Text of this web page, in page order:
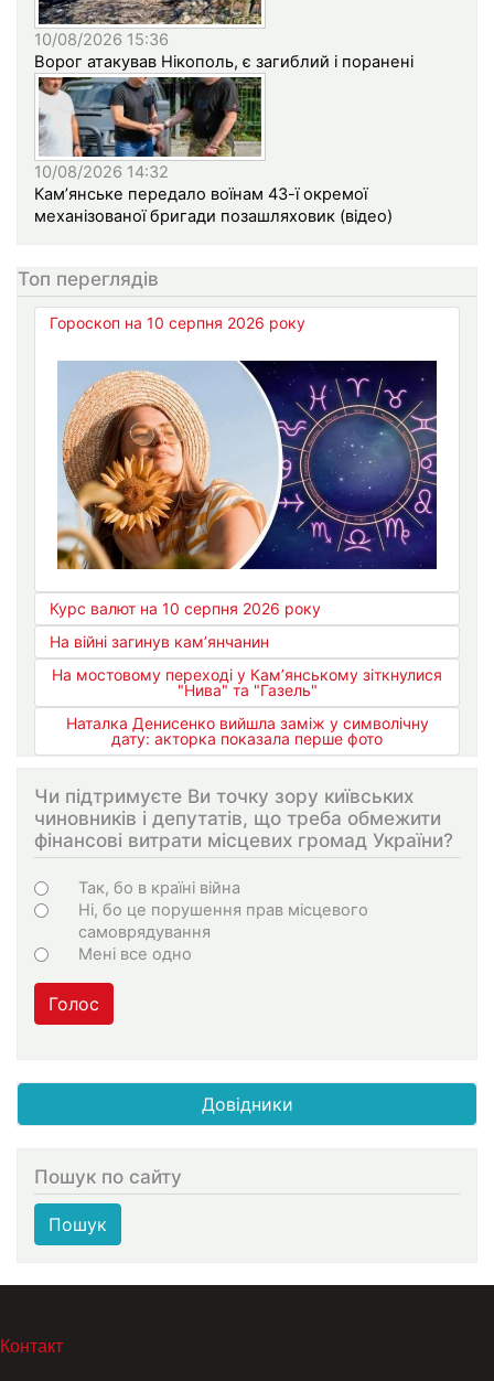
10/08/2026 15:36
Ворог атакував Нікополь, є загиблий і поранені
10/08/2026 14:32
Кам’янське передало воїнам 43-ї окремої
механізованої бригади позашляховик (відео)
Топ переглядів
Гороскоп на 10 серпня 2026 року
Курс валют на 10 серпня 2026 року
На війні загинув кам’янчанин
На мостовому переході у Кам’янському зіткнулися
"Нива" та "Газель"
Наталка Денисенко вийшла заміж у символічну
дату: акторка показала перше фото
Чи підтримуєте Ви точку зору київських
чиновників і депутатів, що треба обмежити
фінансові витрати місцевих громад України?
Варіанти
Так, бо в країні війна
Ні, бо це порушення прав місцевого
самоврядування
Мені все одно
Голос
Довідники
Пошук по сайту
Пошук
МЕНЮ В ПОДВАЛЕ
Контакт